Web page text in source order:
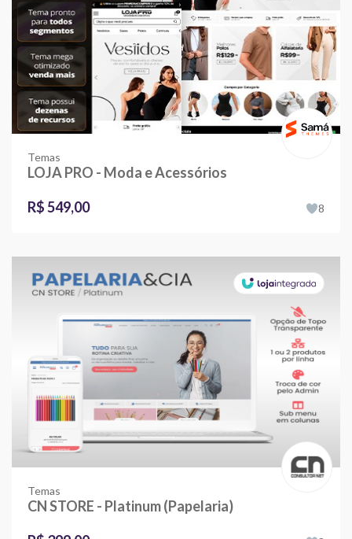
Temas
LOJA PRO - Moda e Acessórios
R$ 549,00
8
Temas
CN STORE - Platinum (Papelaria)